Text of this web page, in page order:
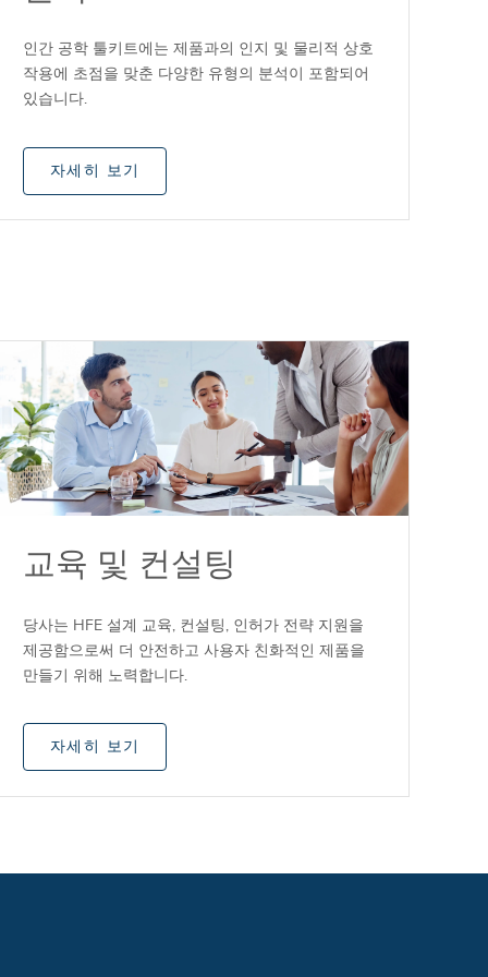
인간 공학 툴키트에는 제품과의 인지 및 물리적 상호
작용에 초점을 맞춘 다양한 유형의 분석이 포함되어
있습니다.
자세히 보기
교육 및 컨설팅
당사는 HFE 설계 교육, 컨설팅, 인허가 전략 지원을
제공함으로써 더 안전하고 사용자 친화적인 제품을
만들기 위해 노력합니다.
자세히 보기